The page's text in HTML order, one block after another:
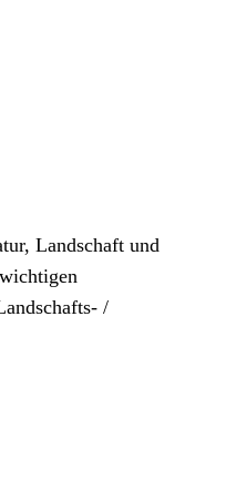
Landschaft und
/